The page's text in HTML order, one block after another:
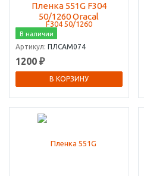
Пленка 551G F304
50/1260 Oracal
В наличии
Артикул: ПЛСАМ074
1200 ₽
В КОРЗИНУ